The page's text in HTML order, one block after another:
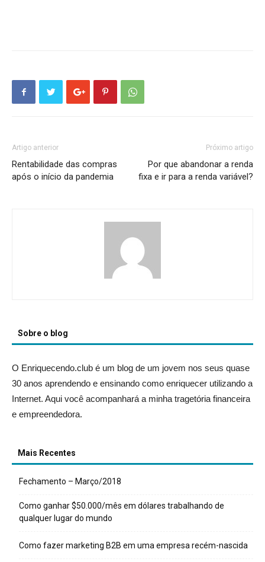
Artigo anterior
Rentabilidade das compras
após o início da pandemia
Próximo artigo
Por que abandonar a renda
fixa e ir para a renda variável?
Sobre o blog
O Enriquecendo.club é um blog de um jovem nos seus quase
30 anos aprendendo e ensinando como enriquecer utilizando a
Internet. Aqui você acompanhará a minha tragetória financeira
e empreendedora.
Mais Recentes
Fechamento – Março/2018
Como ganhar $50.000/mês em dólares trabalhando de
qualquer lugar do mundo
Como fazer marketing B2B em uma empresa recém-nascida